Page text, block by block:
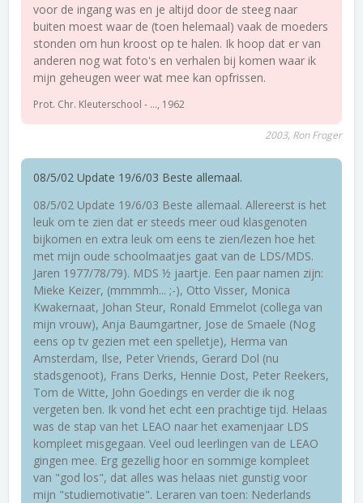
voor de ingang was en je altijd door de steeg naar
buiten moest waar de (toen helemaal) vaak de moeders
stonden om hun kroost op te halen. Ik hoop dat er van
anderen nog wat foto's en verhalen bij komen waar ik
mijn geheugen weer wat mee kan opfrissen.
Prot. Chr. Kleuterschool - ..., 1962
2003, Ron Froger
08/5/02 Update 19/6/03 Beste allemaal.
08/5/02 Update 19/6/03 Beste allemaal. Allereerst is het
leuk om te zien dat er steeds meer oud klasgenoten
bijkomen en extra leuk om eens te zien/lezen hoe het
met mijn oude schoolmaatjes gaat van de LDS/MDS.
Jaren 1977/78/79). MDS ½ jaartje. Een paar namen zijn:
Mieke Keizer, (mmmmh... ;-), Otto Visser, Monica
Kwakernaat, Johan Steur, Ronald Emmelot (collega van
mijn vrouw), Anja Baumgartner, Jose de Smaele (Nog
eens op tv gezien met een spelletje), Herma van
Amsterdam, Ilse, Peter Vriends, Gerard Dol (nu
stadsgenoot), Frans Derks, Hennie Dost, Peter Reekers,
Tom de Witte, John Goedings en verder die ik nog
vergeten ben. Ik vond het echt een prachtige tijd. Helaas
was de stap van het LEAO naar het examenjaar LDS
kompleet misgegaan. Veel oud leerlingen van de LEAO
gingen mee. Erg gezellig hoor en sommige kompleet
van "god los", dat alles was helaas niet gunstig voor
mijn "studiemotivatie". Leraren van toen: Nederlands